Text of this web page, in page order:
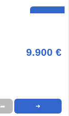
9.900 €
➦ ➜